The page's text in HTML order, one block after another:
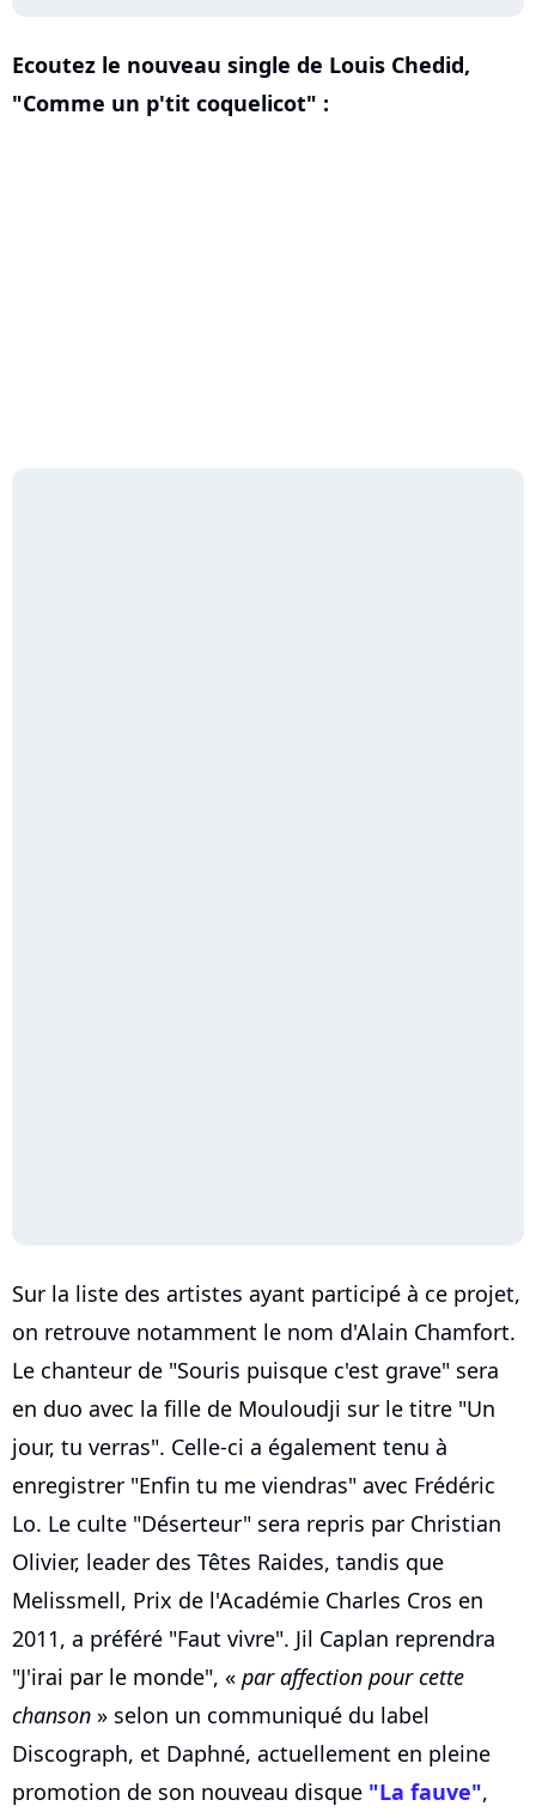
Ecoutez le nouveau single de Louis Chedid,
"Comme un p'tit coquelicot" :
Sur la liste des artistes ayant participé à ce projet,
on retrouve notamment le nom d'Alain Chamfort.
Le chanteur de "Souris puisque c'est grave" sera
en duo avec la fille de Mouloudji sur le titre "Un
jour, tu verras". Celle-ci a également tenu à
enregistrer "Enfin tu me viendras" avec Frédéric
Lo. Le culte "Déserteur" sera repris par Christian
Olivier, leader des Têtes Raides, tandis que
Melissmell, Prix de l'Académie Charles Cros en
2011, a préféré "Faut vivre". Jil Caplan reprendra
"J'irai par le monde", « par affection pour cette
chanson » selon un communiqué du label
Discograph, et Daphné, actuellement en pleine
promotion de son nouveau disque "La fauve",